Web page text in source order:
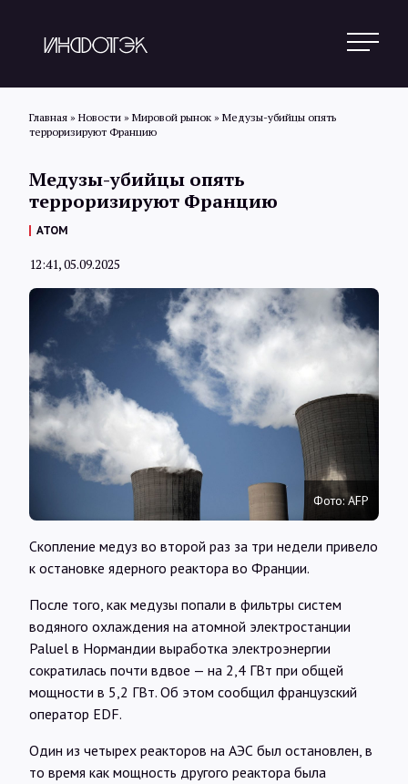
Статьи
Обзоры
Интервью
Карты
О нас
@Infotek_Russia
Главная » Новости » Мировой рынок » Медузы-убийцы опять
терроризируют Францию
Медузы-убийцы опять
терроризируют Францию
АТОМ
12:41, 05.09.2025
Фото: AFP
Скопление медуз во второй раз за три недели привело
к остановке ядерного реактора во Франции.
После того, как медузы попали в фильтры систем
водяного охлаждения на атомной электростанции
Paluel в Нормандии выработка электроэнергии
сократилась почти вдвое — на 2,4 ГВт при общей
мощности в 5,2 ГВт. Об этом сообщил французский
оператор EDF.
Один из четырех реакторов на АЭС был остановлен, в
то время как мощность другого реактора была